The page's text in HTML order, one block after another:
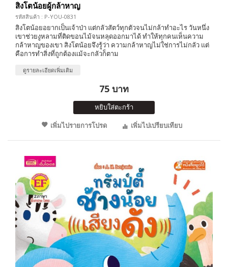
สิงโตน้อยผู้กล้าหาญ
รหัสสินค้า : P-YOU-0831
สิงโตน้อยอยากเป็นเจ้าป่า แต่กลัวสัตว์ทุกตัวจนไม่กล้าทำอะไร วันหนึ่ง
เขาช่วยงูหลามที่ติดขอนไม้จนหลุดออกมาได้ ทำให้ทุกคนเห็นความ
กล้าหาญของเขา สิงโตน้อยจึงรู้ว่า ความกล้าหาญไม่ใช่การไม่กลัว แต่
คือการทำสิ่งที่ถูกต้องแม้จะกลัวก็ตาม
ดูรายละเอียดเพิ่มเติม
75 บาท
หยิบใส่ตะกร้า
เพิ่มไปรายการโปรด
เพิ่มไปเปรียบเทียบ